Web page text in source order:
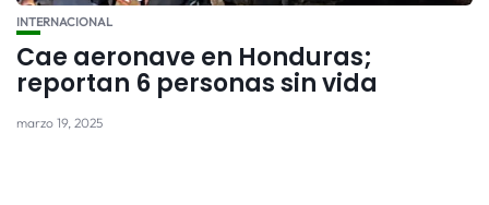
INTERNACIONAL
Cae aeronave en Honduras;
reportan 6 personas sin vida
marzo 19, 2025